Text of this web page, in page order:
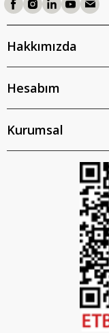
Hakkımızda
Hesabım
Kurumsal